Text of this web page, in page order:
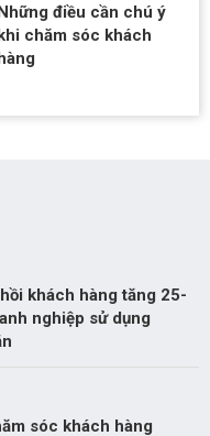
điều cần chú ý
chăm sóc khách
khách hàng tăng 25-
nghiệp sử dụng
sóc khách hàng